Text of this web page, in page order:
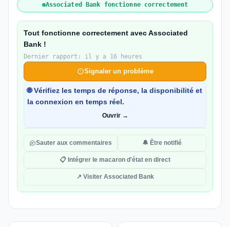
Associated Bank fonctionne correctement
Tout fonctionne correctement avec Associated
Bank !
Dernier rapport: il y a 16 heures
Signaler un problème
🌐 Vérifiez les temps de réponse, la disponibilité et
la connexion en temps réel.
Ouvrir →
Sauter aux commentaires 🔔 Être notifié
📋 Intégrer le macaron d'état en direct
↗ Visiter Associated Bank